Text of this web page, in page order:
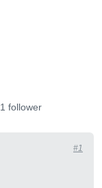
1 follower
#1